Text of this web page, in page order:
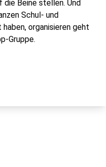
die Beine stellen. Und
Schul- und
organisieren geht
Gruppe.